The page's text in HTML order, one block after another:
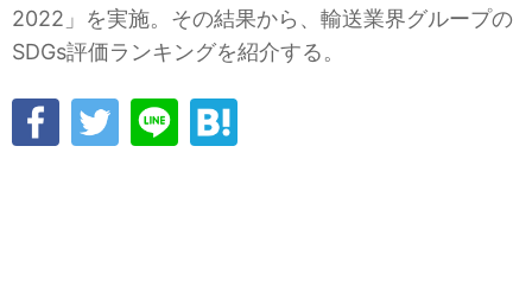
2022」を実施。その結果から、輸送業界グループの
SDGs評価ランキングを紹介する。